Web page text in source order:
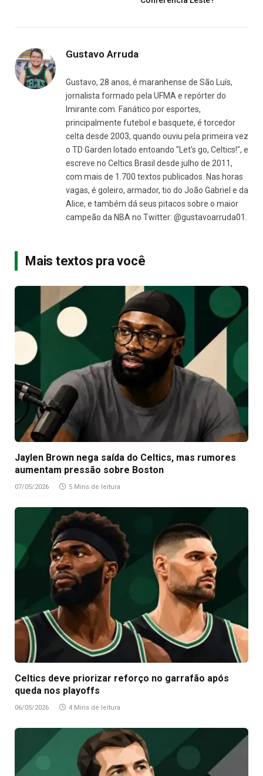
Gustavo Arruda
Gustavo, 28 anos, é maranhense de São Luís,
jornalista formado pela UFMA e repórter do
Imirante.com. Fanático por esportes,
principalmente futebol e basquete, é torcedor
celta desde 2003, quando ouviu pela primeira vez
o TD Garden lotado entoando "Let's go, Celtics!", e
escreve no Celtics Brasil desde julho de 2011,
com mais de 1.700 textos publicados. Nas horas
vagas, é goleiro, armador, tio do João Gabriel e da
Alice, e também dá seus pitacos sobre o maior
campeão da NBA no Twitter: @gustavoarruda01.
Mais textos pra você
Jaylen Brown nega saída do Celtics, mas rumores
aumentam pressão sobre Boston
07/05/2026 5 Mins de leitura
Celtics deve priorizar reforço no garrafão após
queda nos playoffs
06/05/2026 4 Mins de leitura